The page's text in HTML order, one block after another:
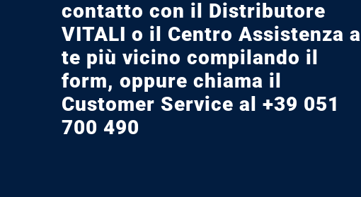
contatto con il Distributore
VITALI o il Centro Assistenza a
te più vicino compilando il
form, oppure chiama il
Customer Service al +39 051
700 490